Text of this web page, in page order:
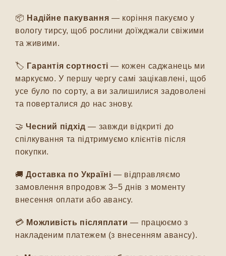
📦 Надійне пакування — коріння пакуємо у
вологу тирсу, щоб рослини доїжджали свіжими
та живими.
🏷️ Гарантія сортності — кожен саджанець ми
маркуємо. У першу чергу самі зацікавлені, щоб
усе було по сорту, а ви залишилися задоволені
та поверталися до нас знову.
🤝Чесний підхід — завжди відкриті до
спілкування та підтримуємо клієнтів після
покупки.
🚚Доставка по Україні — відправляємо
замовлення впродовж 3–5 днів з моменту
внесення оплати або авансу.
💳 Можливість післяплати — працюємо з
накладеним платежем (з внесенням авансу).